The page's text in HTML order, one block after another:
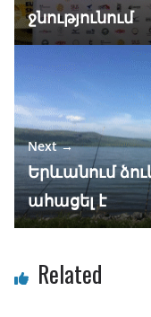
ջնությունում
Next →
Երևանում
ահացել է
Related